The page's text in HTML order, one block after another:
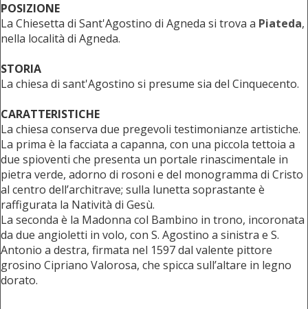
POSIZIONE
La Chiesetta di Sant'Agostino di Agneda si trova a Piateda,
nella località di Agneda.
STORIA
La chiesa di sant'Agostino si presume sia del Cinquecento.
CARATTERISTICHE
La chiesa conserva due pregevoli testimonianze artistiche.
La prima è la facciata a capanna, con una piccola tettoia a
due spioventi che presenta un portale rinascimentale in
pietra verde, adorno di rosoni e del monogramma di Cristo
al centro dell’architrave; sulla lunetta soprastante è
raffigurata la Natività di Gesù.
La seconda è la Madonna col Bambino in trono, incoronata
da due angioletti in volo, con S. Agostino a sinistra e S.
Antonio a destra, firmata nel 1597 dal valente pittore
grosino Cipriano Valorosa, che spicca sull’altare in legno
dorato.